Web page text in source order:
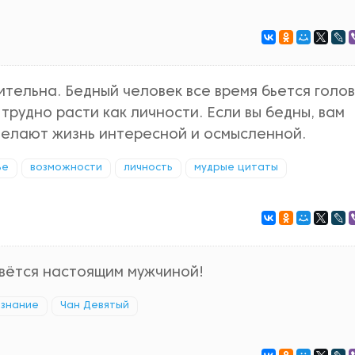
Бедный человек все время бьется
расти как личности. Если вы бедны, вам
жизнь интересной и осмысленной.
возможности личность мудрые цитаты
настоящим мужчиной!
Чан Девятый